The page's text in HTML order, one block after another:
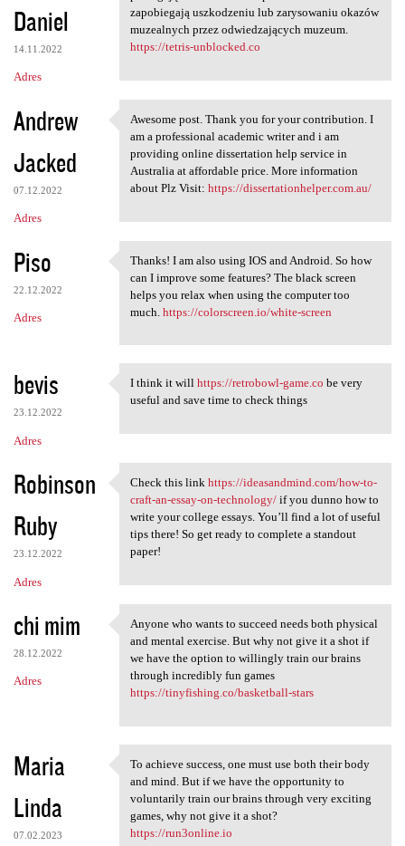
Daniel
14.11.2022
Adres
zapobiegają uszkodzeniu lub zarysowaniu okazów
muzealnych przez odwiedzających muzeum.
https://tetris-unblocked.co
Andrew
Jacked
07.12.2022
Adres
Awesome post. Thank you for
Awesome post. Thank you for your contribution. I
am a professional academic writer and i am
providing online dissertation help service in
Australia at affordable price. More information
about Plz Visit: https://dissertationhelper.com.au/
Piso
22.12.2022
Adres
Thanks! I am also using IOS
Thanks! I am also using IOS and Android. So how
can I improve some features? The black screen
helps you relax when using the computer too
much. https://colorscreen.io/white-screen
bevis
23.12.2022
Adres
I think it will https:/
I think it will https://retrobowl-game.co be very
useful and save time to check things
Robinson
Ruby
23.12.2022
Adres
Check this link https:/
Check this link https://ideasandmind.com/how-to-
craft-an-essay-on-technology/if you dunno how to
write your college essays. You’ll find a lot of useful
tips there! So get ready to complete a standout
paper!
chi mim
28.12.2022
Adres
Anyone who wants to succeed
Anyone who wants to succeed needs both physical
and mental exercise. But why not give it a shot if
we have the option to willingly train our brains
through incredibly fun games
https://tinyfishing.co/basketball-stars
Maria
Linda
07.02.2023
To achieve success, one must
To achieve success, one must use both their body
and mind. But if we have the opportunity to
voluntarily train our brains through very exciting
games, why not give it a shot?
https://run3online.io